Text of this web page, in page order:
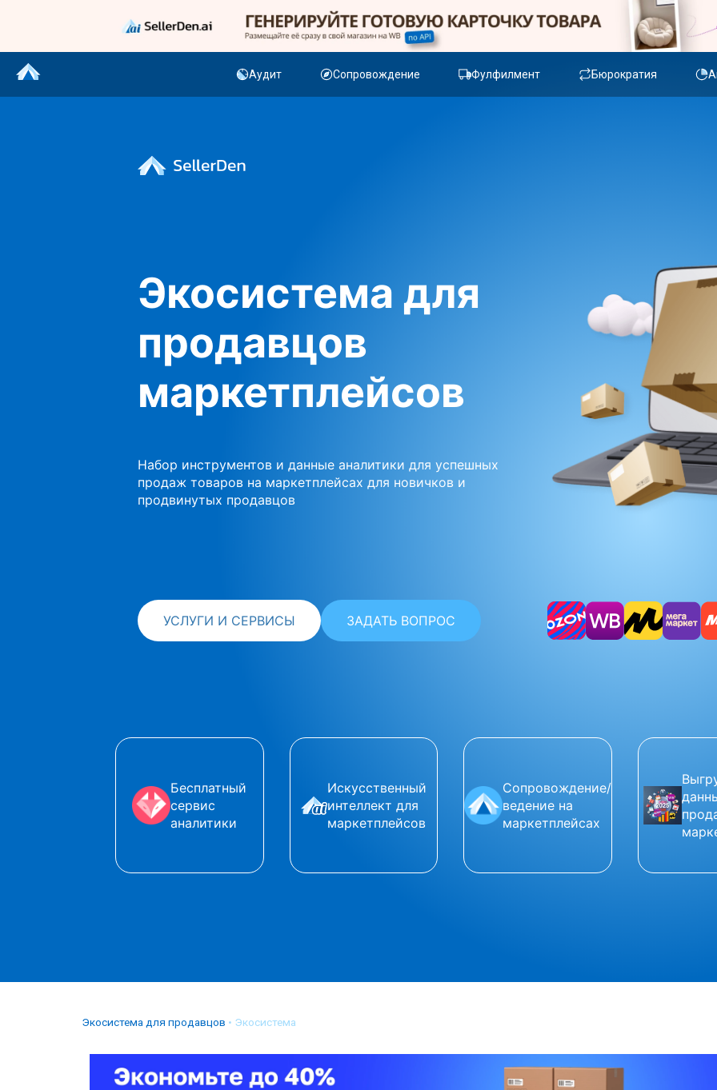
Аудит Сопровождение Фулфилмент Бюрократия
Экосистема для
продавцов
маркетплейсов
Набор инструментов и данные аналитики для успешных
продаж товаров на маркетплейсах для новичков и
продвинутых продавцов
УСЛУГИ И СЕРВИСЫ ЗАДАТЬ ВОПРОС
Бесплатный
сервис
аналитики
Искусственный
интеллект для
маркетплейсов
Сопровождение/
ведение на
маркетплейсах
Экосистема для продавцов • Экосистема